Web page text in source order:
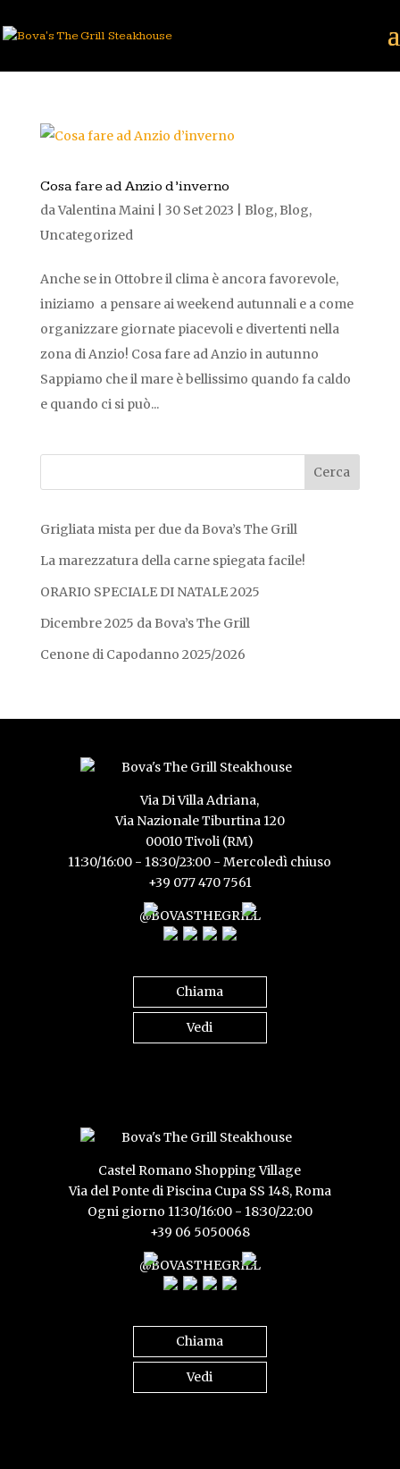
Cosa fare ad Anzio d’inverno
daValentina Maini| 30 Set 2023 Blog, Blog,
Uncategorized
Anche se in Ottobre il clima è ancora favorevole,
iniziamo a pensare ai weekend autunnali e a come
organizzare giornate piacevoli e divertenti nella
zona di Anzio! Cosa fare ad Anzio in autunno
Sappiamo che il mare è bellissimo quando fa caldo
e quando ci si può...
Grigliata mista per due da Bova’s The Grill
La marezzatura della carne spiegata facile!
ORARIO SPECIALE DI NATALE 2025
Dicembre 2025 da Bova’s The Grill
Cenone di Capodanno 2025/2026
Via Di Villa Adriana,
Via Nazionale Tiburtina 120
00010 Tivoli (RM)
11:30/16:00 - 18:30/23:00 - Mercoledì chiuso
+39 077 470 7561
@BOVASTHEGRILL
Chiama
Vedi
Castel Romano Shopping Village
Via del Ponte di Piscina Cupa SS 148, Roma
Ogni giorno 11:30/16:00 - 18:30/22:00
+39 06 5050068
@BOVASTHEGRILL
Chiama
Vedi